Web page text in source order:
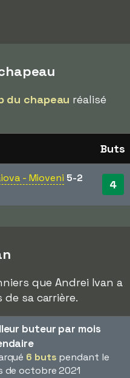
du chapeau réalisé
Buts
- Mioveni 5-2 4
que Andrei Ivan a
sa carrière.
buteur par mois
6 buts pendant le
de octobre 2021